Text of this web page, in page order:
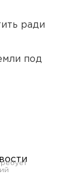
ради
под